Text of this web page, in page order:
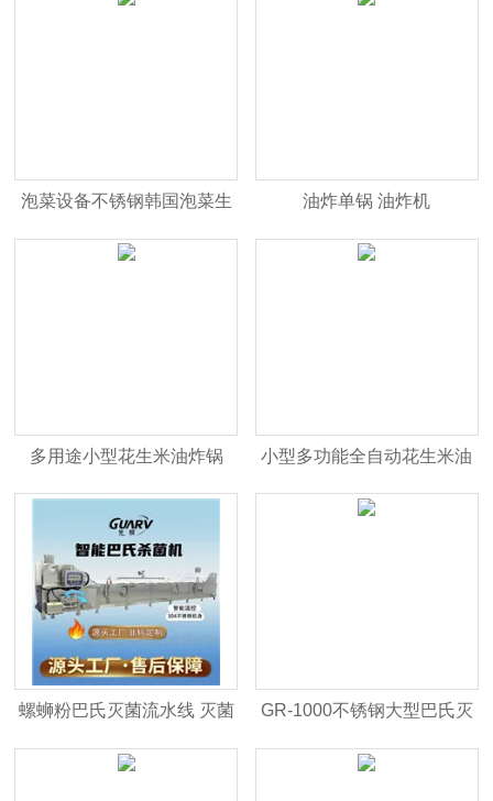
泡菜设备不锈钢韩国泡菜生
产线
油炸单锅 油炸机
多用途小型花生米油炸锅 小型多功能全自动花生米油
炸机
螺蛳粉巴氏灭菌流水线 灭菌
机
GR-1000不锈钢大型巴氏灭
菌流水线 灭菌机